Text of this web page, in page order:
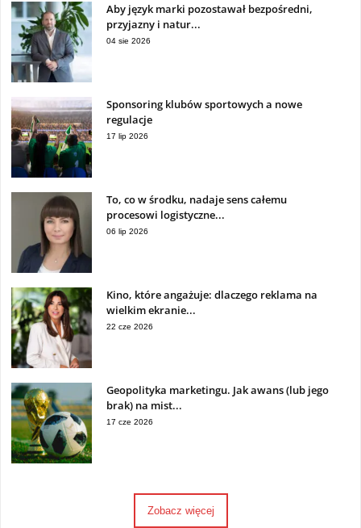
Aby język marki pozostawał bezpośredni,
przyjazny i natur...
04 sie 2026
Sponsoring klubów sportowych a nowe
regulacje
17 lip 2026
To, co w środku, nadaje sens całemu
procesowi logistyczne...
06 lip 2026
Kino, które angażuje: dlaczego reklama na
wielkim ekranie...
22 cze 2026
Geopolityka marketingu. Jak awans (lub jego
brak) na mist...
17 cze 2026
Zobacz więcej